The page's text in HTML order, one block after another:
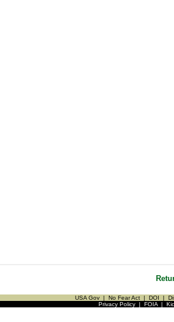
USA Gov | No Fear Act | DOI |
Privacy Policy| FOIA|